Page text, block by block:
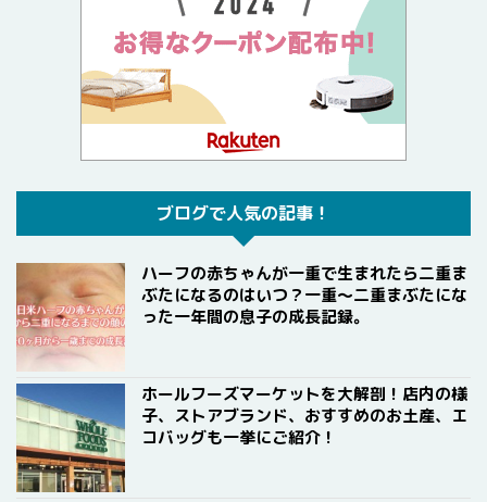
ブログで人気の記事！
ハーフの赤ちゃんが一重で生まれたら二重ま
ぶたになるのはいつ？一重〜二重まぶたにな
った一年間の息子の成長記録。
ホールフーズマーケットを大解剖！店内の様
子、ストアブランド、おすすめのお土産、エ
コバッグも一挙にご紹介！